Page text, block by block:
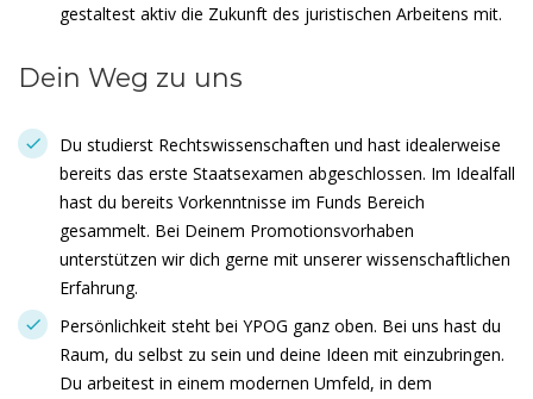
gestaltest aktiv die Zukunft des juristischen Arbeitens mit.
Dein Weg zu uns
Du studierst Rechtswissenschaften und hast idealerweise
bereits das erste Staatsexamen abgeschlossen. Im Idealfall
hast du bereits Vorkenntnisse im Funds Bereich
gesammelt. Bei Deinem Promotionsvorhaben
unterstützen wir dich gerne mit unserer wissenschaftlichen
Erfahrung.
Persönlichkeit steht bei YPOG ganz oben. Bei uns hast du
Raum, du selbst zu sein und deine Ideen mit einzubringen.
Du arbeitest in einem modernen Umfeld, in dem